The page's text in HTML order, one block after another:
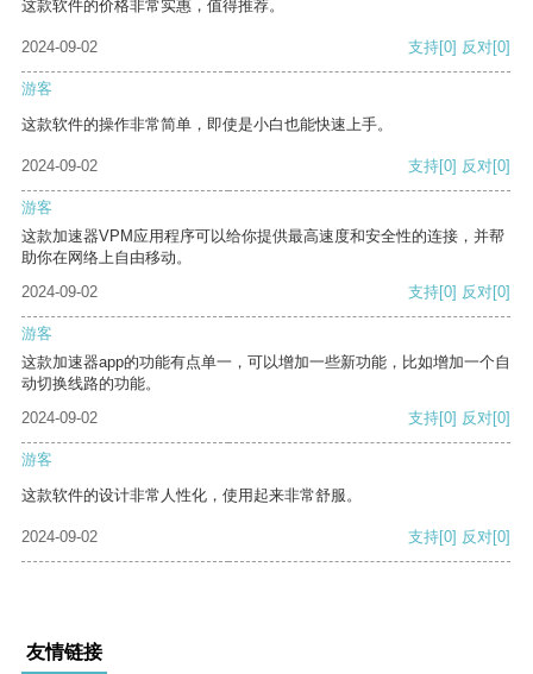
这款软件的价格非常实惠，值得推荐。
2024-09-02 支持[0] 反对[0]
游客
这款软件的操作非常简单，即使是小白也能快速上手。
2024-09-02 支持[0] 反对[0]
游客
这款加速器VPM应用程序可以给你提供最高速度和安全性的连接，并帮
助你在网络上自由移动。
2024-09-02
支持[0] 反对[0]
游客
这款加速器app的功能有点单一，可以增加一些新功能，比如增加一个自
动切换线路的功能。
2024-09-02
支持[0] 反对[0]
游客
这款软件的设计非常人性化，使用起来非常舒服。
2024-09-02 支持[0] 反对[0]
友情链接